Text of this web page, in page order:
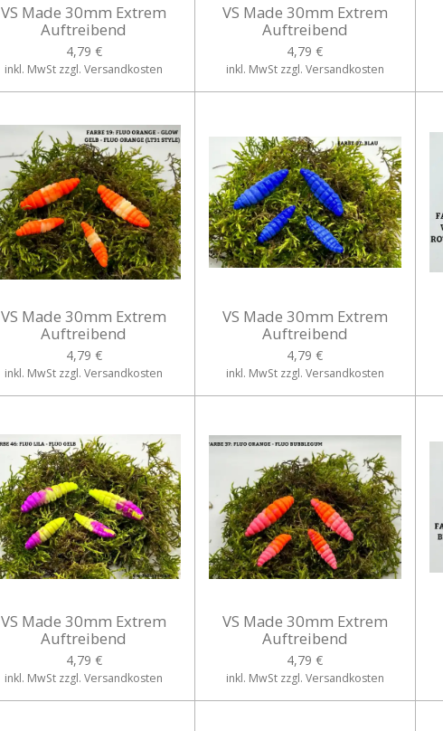
VS Made 30mm Extrem
Auftreibend
4,79 €
inkl. MwSt zzgl. Versandkosten
VS Made 30mm Extrem
Auftreibend
4,79 €
inkl. MwSt zzgl. Versandkosten
VS Made 30mm Extrem
Auftreibend
4,79 €
inkl. MwSt zzgl. Versandkosten
VS Made 30mm Extrem
Auftreibend
4,79 €
inkl. MwSt zzgl. Versandkosten
VS Made 30mm Extrem
Auftreibend
4,79 €
inkl. MwSt zzgl. Versandkosten
VS Made 30mm Extrem
Auftreibend
4,79 €
inkl. MwSt zzgl. Versandkosten